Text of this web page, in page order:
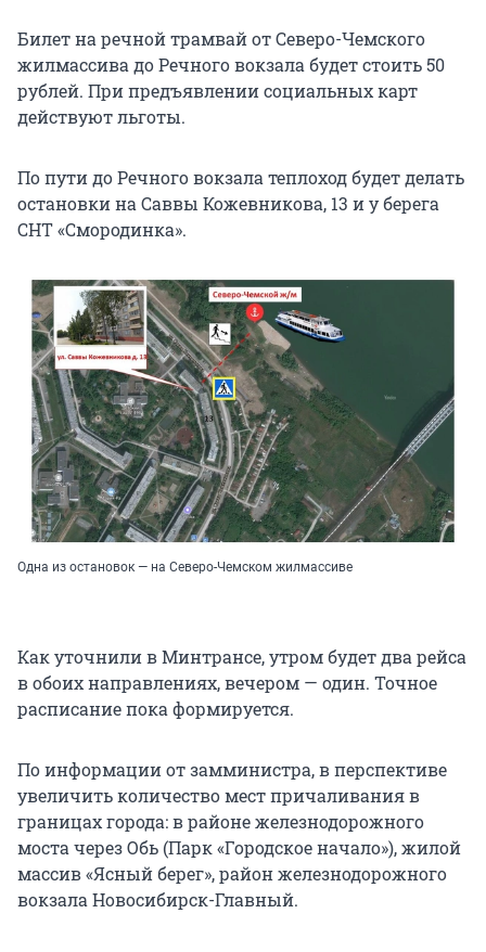
Билет на речной трамвай от Северо-Чемского
жилмассива до Речного вокзала будет стоить 50
рублей. При предъявлении социальных карт
действуют льготы.
По пути до Речного вокзала теплоход будет делать
остановки на Саввы Кожевникова, 13 и у берега
СНТ «Смородинка».
Одна из остановок — на Северо-Чемском жилмассиве
Как уточнили в Минтрансе, утром будет два рейса
в обоих направлениях, вечером — один. Точное
расписание пока формируется.
По информации от замминистра, в перспективе
увеличить количество мест причаливания в
границах города: в районе железнодорожного
моста через Обь (Парк «Городское начало»), жилой
массив «Ясный берег», район железнодорожного
вокзала Новосибирск-Главный.